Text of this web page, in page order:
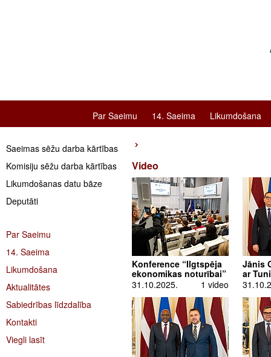
Par Saeimu 14. Saeima Likumdošana
Saeimas sēžu darba kārtības
Komisiju sēžu darba kārtības
Likumdošanas datu bāze
Deputāti
Par Saeimu
14. Saeima
Likumdošana
Aktualitātes
Sabiedrības līdzdalība
Kontakti
Viegli lasīt
Video
Konference “Ilgtspēja
ekonomikas noturībai”
31.10.2025.
1 video
Jānis
ar